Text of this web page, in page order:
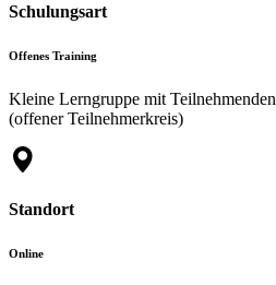
Schulungsart
Offenes Training
Kleine Lerngruppe mit
(offener Teilnehmerkreis)
Standort
Online